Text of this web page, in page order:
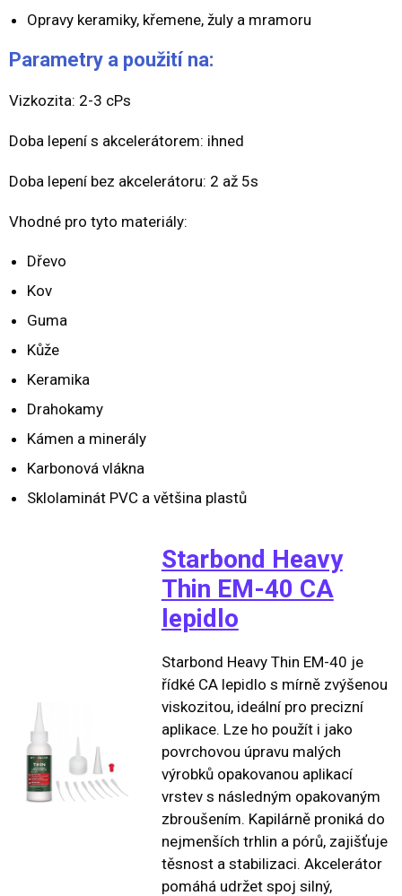
Opravy keramiky, křemene, žuly a mramoru
Parametry a použití na:
Vizkozita: 2-3 cPs
Doba lepení s akcelerátorem: ihned
Doba lepení bez akcelerátoru: 2 až 5s
Vhodné pro tyto materiály:
Dřevo
Kov
Guma
Kůže
Keramika
Drahokamy
Kámen a minerály
Karbonová vlákna
Sklolaminát PVC a většina plastů
Starbond Heavy
Thin EM-40 CA
lepidlo
Starbond Heavy Thin EM-40 je
řídké CA lepidlo s mírně zvýšenou
viskozitou, ideální pro precizní
aplikace. Lze ho použít i jako
povrchovou úpravu malých
výrobků opakovanou aplikací
vrstev s následným opakovaným
zbroušením. Kapilárně proniká do
nejmenších trhlin a pórů, zajišťuje
těsnost a stabilizaci. Akcelerátor
pomáhá udržet spoj silný,